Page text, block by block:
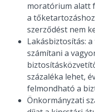
moratórium alatt
a
szerződést nem
Lakásbiztosítás:
számítani a
százaléka lehet,
felmondható a
Önkormányzati